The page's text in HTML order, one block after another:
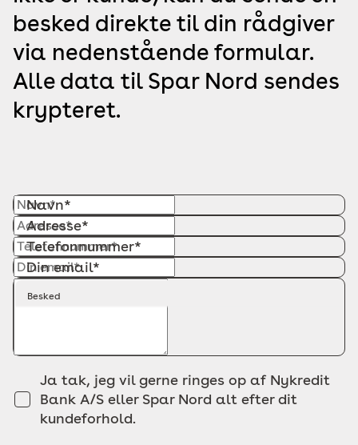
besked direkte til din rådgiver
via nedenstående formular.
Alle data til Spar Nord sendes
krypteret.
Navn*
Adresse*
Telefonnummer*
Din email*
Besked
Ja tak, jeg vil gerne ringes op af Nykredit
Bank A/S eller Spar Nord alt efter dit
kundeforhold.